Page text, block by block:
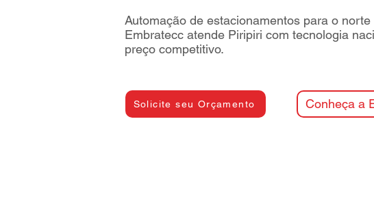
Automação de estacionamentos para o norte
Embratecc atende Piripiri com tecnologia
preço competitivo.
Solicite seu Orçamento Conheça a